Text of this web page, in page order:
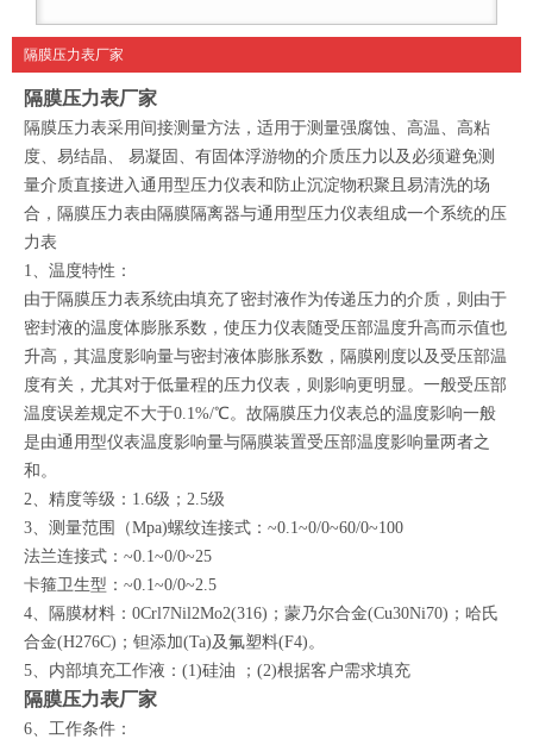
隔膜压力表厂家
隔膜压力表厂家
隔膜压力表采用间接测量方法，适用于测量强腐蚀、高温、高粘
度、易结晶、 易凝固、有固体浮游物的介质压力以及必须避免测
量介质直接进入通用型压力仪表和防止沉淀物积聚且易清洗的场
合，隔膜压力表由隔膜隔离器与通用型压力仪表组成一个系统的压
力表
1、温度特性：
由于隔膜压力表系统由填充了密封液作为传递压力的介质，则由于
密封液的温度体膨胀系数，使压力仪表随受压部温度升高而示值也
升高，其温度影响量与密封液体膨胀系数，隔膜刚度以及受压部温
度有关，尤其对于低量程的压力仪表，则影响更明显。一般受压部
温度误差规定不大于0.1%/℃。故隔膜压力仪表总的温度影响一般
是由通用型仪表温度影响量与隔膜装置受压部温度影响量两者之
和。
2、精度等级：1.6级；2.5级
3、测量范围（Mpa)螺纹连接式：~0.1~0/0~60/0~100
法兰连接式：~0.1~0/0~25
卡箍卫生型：~0.1~0/0~2.5
4、隔膜材料：0Crl7Nil2Mo2(316)；蒙乃尔合金(Cu30Ni70)；哈氏
合金(H276C)；钽添加(Ta)及氟塑料(F4)。
5、内部填充工作液：(1)硅油 ；(2)根据客户需求填充
隔膜压力表厂家
6、工作条件：